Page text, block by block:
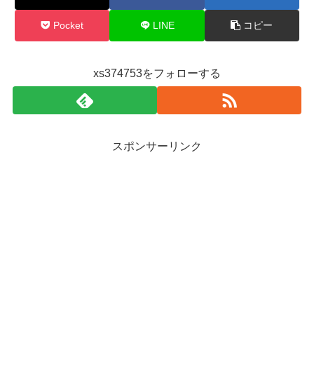
Pocket LINE コピー
xs374753をフォローする
スポンサーリンク